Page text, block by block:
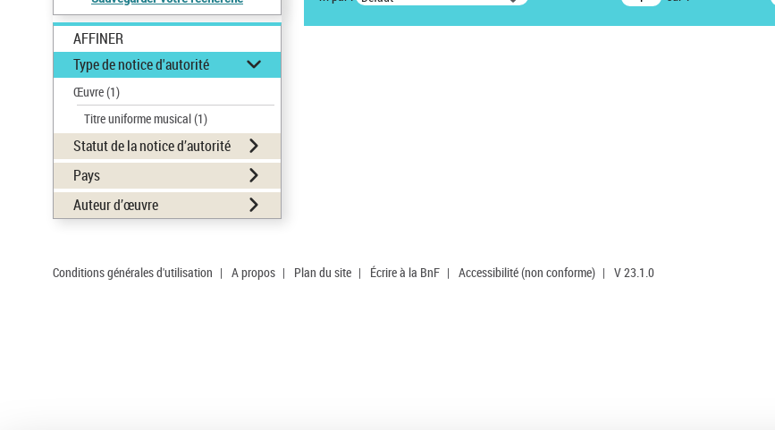
AFFINER
Type de notice d'autorité
Œuvre(1)
Titre uniforme musical(1)
Statut de la notice d’autorité
Pays
Auteur d’œuvre
Conditions générales d'utilisation | A propos | Plan du site | Écrire à la BnF | Accessibilité (non conforme) | V 23.1.0